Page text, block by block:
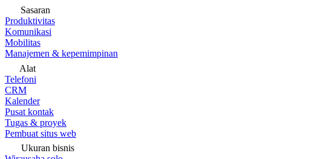
Sasaran
Produktivitas
Komunikasi
Mobilitas
Manajemen & kepemimpinan
Alat
Telefoni
CRM
Kalender
Pusat kontak
Tugas & proyek
Pembuat situs web
Ukuran bisnis